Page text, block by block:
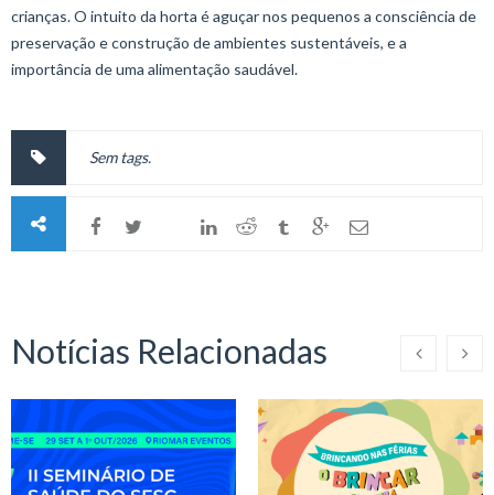
crianças. O intuito da horta é aguçar nos pequenos a consciência de
preservação e construção de ambientes sustentáveis, e a
importância de uma alimentação saudável.
Sem tags.
Notícias Relacionadas